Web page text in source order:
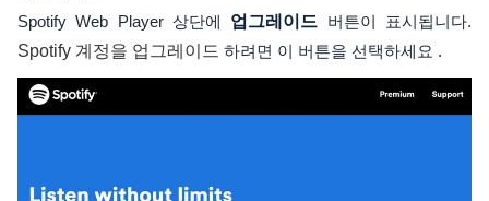
Spotify Web Player 상단에 업그레이드 버튼이 표시됩니다.
Spotify 계정을 업그레이드 하려면 이 버튼을 선택하세요 .